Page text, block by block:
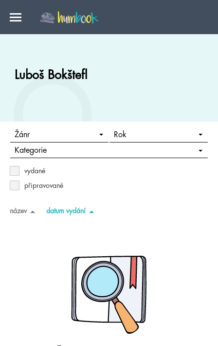
Luboš Bokštefl
Žánr Rok
Kategorie
vydané
připravované
název datum vydání